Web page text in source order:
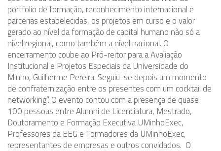
portfolio de formação, reconhecimento internacional e
parcerias estabelecidas, os projetos em curso e o valor
gerado ao nível da formação de capital humano não só a
nível regional, como também a nível nacional. O
encerramento coube ao Pró-reitor para a Avaliação
Institucional e Projetos Especiais da Universidade do
Minho, Guilherme Pereira. Seguiu-se depois um momento
de confraternização entre os presentes com um cocktail de
networking”. O evento contou com a presença de quase
100 pessoas entre Alumni de Licenciatura, Mestrado,
Doutoramento e Formação Executiva UMinhoExec,
Professores da EEG e Formadores da UMinhoExec,
representantes de empresas e outros convidados. O